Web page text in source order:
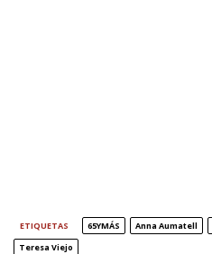
ETIQUETAS 65YMÁS Anna Aumatell
Teresa Viejo